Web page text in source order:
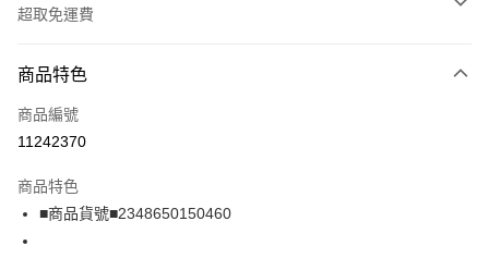
超取免運費
信用卡一次付款
超商取貨付款
Apple Pay
街口支付
商品特色
商品編號
11242370
商品特色
■商品貨號■2348650150460